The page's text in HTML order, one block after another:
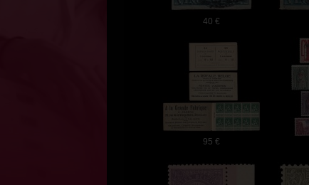
40 €
95 €